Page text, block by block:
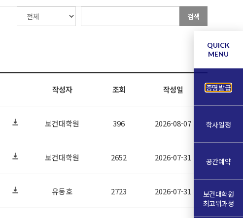
검색
작성자 조회 작성일
보건대학원 396 2026-08-07
보건대학원 2652 2026-07-31
유동호 2723 2026-07-31
QUICK
MENU
증명발급
학사일정
공간예약
보건대학원
최고위과정